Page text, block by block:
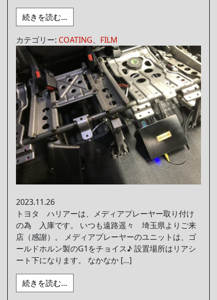
続きを読む…
カテゴリー: COATING、 FILM
2023.11.26
トヨタ ハリアーは、メディアプレーヤー取り付け
の為 入庫です。 いつも遠路遥々 埼玉県よりご来
店（感謝）。 メディアプレーヤーのユニットは、ゴ
ールドホルン製のG1をチョイス♪ 設置場所はリアシ
ート下になります。 なかなか […]
続きを読む…